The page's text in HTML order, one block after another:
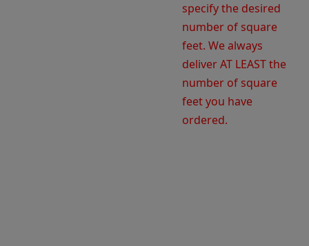
specify the desired
number of square
feet. We always
deliver AT LEAST the
number of square
feet you have
ordered.